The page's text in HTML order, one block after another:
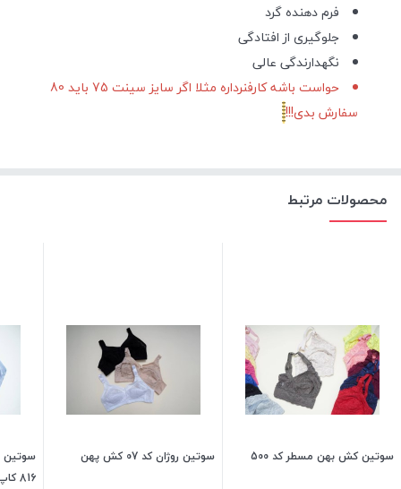
فرم دهنده گرد
جلوگیری از افتادگی
نگهدارندگی عالی
حواست باشه کارفنرداره مثلا اگر سایز سینت 75 باید 80
سفارش بدی!!!
محصولات مرتبط
سوتین کش بهن مسطر کد 500 سوتین روژان کد 07 کش پهن
سوتین
816 کاپ C ر